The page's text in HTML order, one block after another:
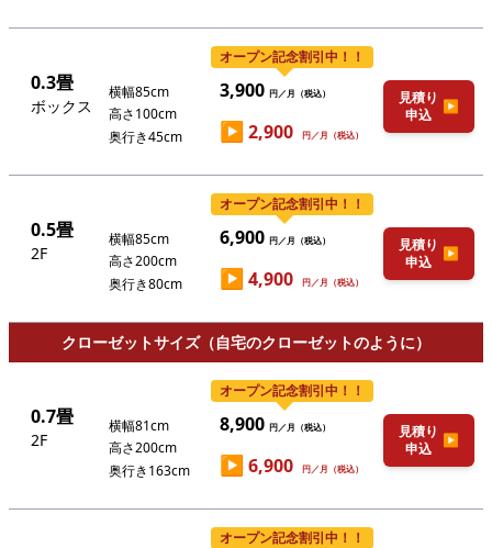
0.3畳
ボックス
横幅85cm
高さ100cm
奥行き45cm
オープン記念割引中！！
3,900円／月（税込）
▶2,900 円／月（税込）
見積り
申込
▶
0.5畳
2F
横幅85cm
高さ200cm
奥行き80cm
オープン記念割引中！！
6,900円／月（税込）
▶4,900 円／月（税込）
見積り
申込
▶
クローゼットサイズ（自宅のクローゼットのように）
0.7畳
2F
横幅81cm
高さ200cm
奥行き163cm
オープン記念割引中！！
8,900円／月（税込）
▶6,900 円／月（税込）
見積り
申込
▶
オープン記念割引中！！